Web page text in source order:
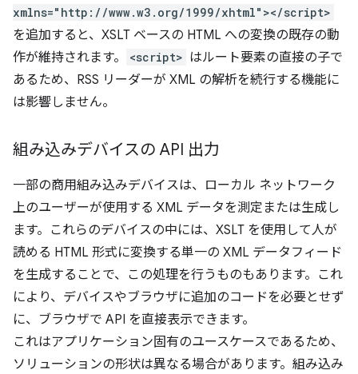
xmlns="http://www.w3.org/1999/xhtml"></script>
を追加すると、XSLT ベースの HTML への変換の既存の動
作が維持されます。
<script> はルート要素の直接の子で
あるため、RSS リーダーが XML の解析を続行する機能に
は影響しません。
組み込みデバイスの API 出力
一部の商用組み込みデバイスは、ローカル ネットワーク
上のユーザーが使用する XML データを測定または生成し
ます。これらのデバイスの中には、XSLT を使用して人が
読める HTML 形式に変換する単一の XML データフィード
を生成することで、この処理を行うものもあります。これ
により、デバイスやブラウザに追加のコードを必要とせず
に、ブラウザで API を直接表示できます。
これはアプリケーション固有のユースケースであるため、
ソリューションの形状は異なる場合があります。組み込み